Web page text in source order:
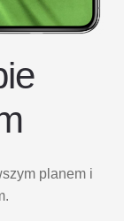
planem i